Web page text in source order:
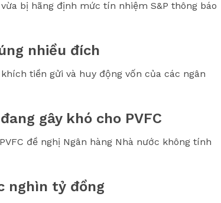
bị hãng định mức tín nhiệm S&P thông báo
nhiều đích
tiền gửi và huy động vốn của các ngân
gây khó cho PVFC
đề nghị Ngân hàng Nhà nước không tính
nghìn tỷ đồng